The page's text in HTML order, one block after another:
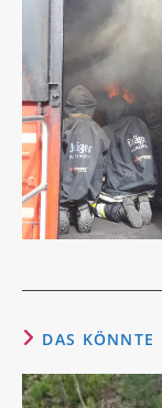
DAS KÖNNTE